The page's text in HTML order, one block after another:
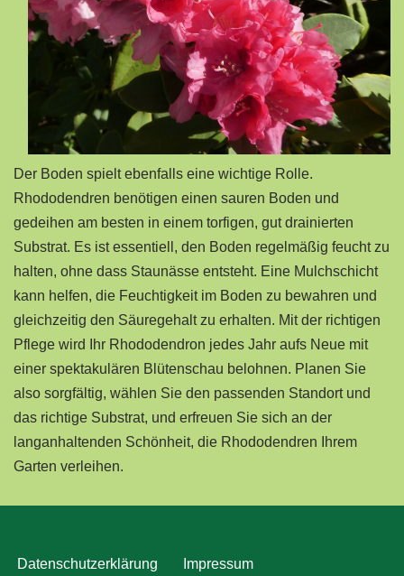
Der Boden spielt ebenfalls eine wichtige Rolle.
Rhododendren benötigen einen sauren Boden und
gedeihen am besten in einem torfigen, gut drainierten
Substrat. Es ist essentiell, den Boden regelmäßig feucht zu
halten, ohne dass Staunässe entsteht. Eine Mulchschicht
kann helfen, die Feuchtigkeit im Boden zu bewahren und
gleichzeitig den Säuregehalt zu erhalten. Mit der richtigen
Pflege wird Ihr Rhododendron jedes Jahr aufs Neue mit
einer spektakulären Blütenschau belohnen. Planen Sie
also sorgfältig, wählen Sie den passenden Standort und
das richtige Substrat, und erfreuen Sie sich an der
langanhaltenden Schönheit, die Rhododendren Ihrem
Garten verleihen.
Datenschutzerklärung Impressum